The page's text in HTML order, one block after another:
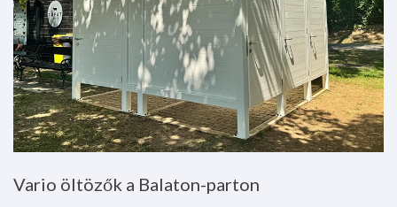
Vario öltözők a Balaton-parton